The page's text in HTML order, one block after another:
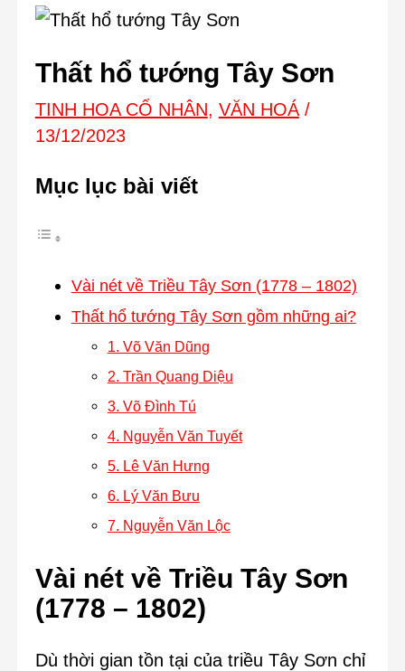
Thất hổ tướng Tây Sơn
TINH HOA CỔ NHÂN, VĂN HOÁ/
13/12/2023
Mục lục bài viết
Vài nét về Triều Tây Sơn (1778 – 1802)
Thất hổ tướng Tây Sơn gồm những ai?
1. Võ Văn Dũng
2. Trần Quang Diệu
3. Võ Đình Tú
4. Nguyễn Văn Tuyết
5. Lê Văn Hưng
6. Lý Văn Bưu
7. Nguyễn Văn Lộc
Vài nét về Triều Tây Sơn
(1778 – 1802)
Dù thời gian tồn tại của triều Tây Sơn chỉ